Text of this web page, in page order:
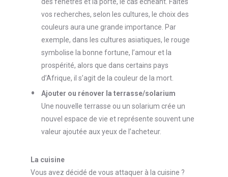
vos recherches, selon les cultures, le choix des
couleurs aura une grande importance. Par
exemple, dans les cultures asiatiques, le rouge
symbolise la bonne fortune, l’amour et la
prospérité, alors que dans certains pays
d’Afrique, il s’agit de la couleur de la mort.
Ajouter ou rénover la terrasse/solarium
Une nouvelle terrasse ou un solarium crée un
nouvel espace de vie et représente souvent une
valeur ajoutée aux yeux de l’acheteur.
La cuisine
Vous avez décidé de vous attaquer à la cuisine ?